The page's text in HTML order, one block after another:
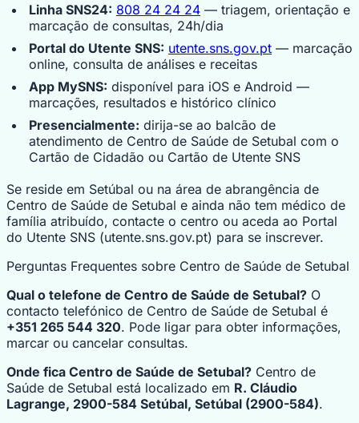
Linha SNS24: 808 24 24 24 — triagem, orientação e
marcação de consultas, 24h/dia
Portal do Utente SNS: utente.sns.gov.pt — marcação
online, consulta de análises e receitas
App MySNS: disponível para iOS e Android —
marcações, resultados e histórico clínico
Presencialmente: dirija-se ao balcão de
atendimento de Centro de Saúde de Setubal com o
Cartão de Cidadão ou Cartão de Utente SNS
Se reside em Setúbal ou na área de abrangência de
Centro de Saúde de Setubal e ainda não tem médico de
família atribuído, contacte o centro ou aceda ao Portal
do Utente SNS (utente.sns.gov.pt) para se inscrever.
Perguntas Frequentes sobre Centro de Saúde de Setubal
Qual o telefone de Centro de Saúde de Setubal? O
contacto telefónico de Centro de Saúde de Setubal é
+351 265 544 320. Pode ligar para obter informações,
marcar ou cancelar consultas.
Onde fica Centro de Saúde de Setubal? Centro de
Saúde de Setubal está localizado em R. Cláudio
Lagrange, 2900-584 Setúbal, Setúbal (2900-584).